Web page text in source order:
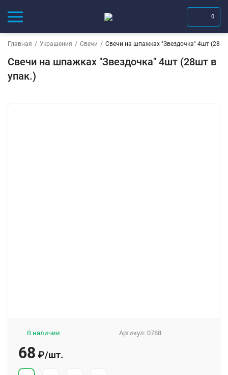
0
Главная / Украшения / Свечи / Свечи на шпажках "Звездочка" 4шт (28шт
Свечи на шпажках "Звездочка" 4шт (28шт в
упак.)
Артикул: 0788
В наличии
68 ₽/шт.